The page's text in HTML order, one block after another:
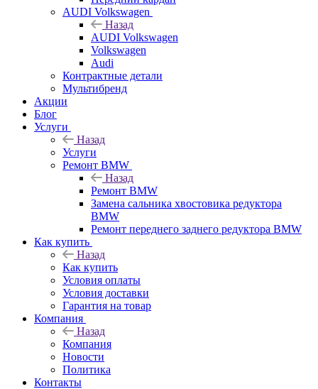
AUDI Volkswagen
Назад
AUDI Volkswagen
Volkswagen
Audi
Контрактные детали
Мультибренд
Акции
Блог
Услуги
Назад
Услуги
Ремонт BMW
Назад
Ремонт BMW
Замена сальника хвостовика редуктора
BMW
Ремонт переднего заднего редуктора BMW
Как купить
Назад
Как купить
Условия оплаты
Условия доставки
Гарантия на товар
Компания
Назад
Компания
Новости
Политика
Контакты